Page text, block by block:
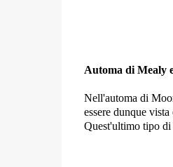
Automa di Mealy
Nell'automa di
essere dunque
Quest'ultimo tipo di